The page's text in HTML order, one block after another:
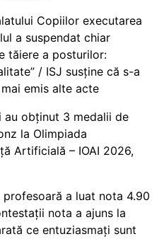
Copiilor executarea
a suspendat chiar
tăiere a posturilor:
/ ISJ susține că s-a
emis alte acte
au obținut 3 medalii de
la Olimpiada
Artificială – IOAI 2026,
a luat nota 4.90
nota a ajuns la
ce entuziasmați sunt